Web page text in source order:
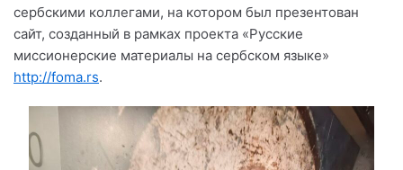
сербскими коллегами, на котором был презентован
сайт, созданный в рамках проекта «Русские
миссионерские материалы на сербском языке»
http://foma.rs.